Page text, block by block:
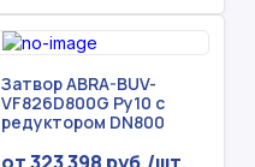
Затвор ABRA-BUV-
VF826D800G Ру10 с
редуктором DN800
от 323 398 руб./шт.